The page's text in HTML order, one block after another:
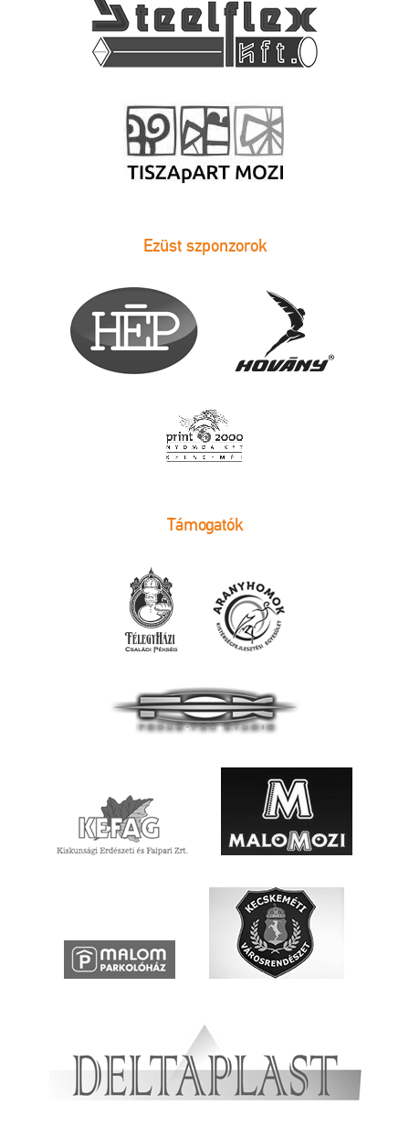
Ezüst szponzorok
Támogatók